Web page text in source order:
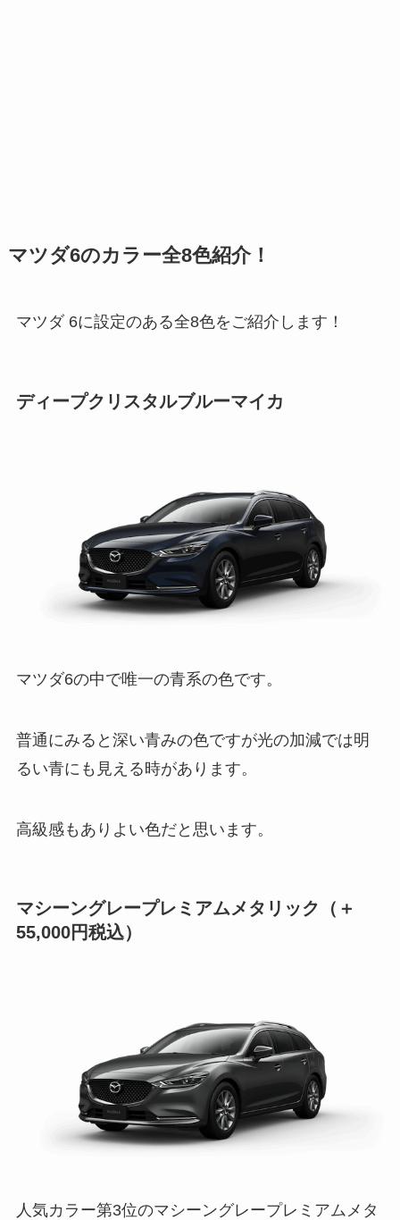
マツダ6のカラー全8色紹介！
マツダ 6に設定のある全8色をご紹介します！
ディープクリスタルブルーマイカ
マツダ6の中で唯一の青系の色です。
普通にみると深い青みの色ですが光の加減では明
るい青にも見える時があります。
高級感もありよい色だと思います。
マシーングレープレミアムメタリック（＋
55,000円税込）
人気カラー第3位のマシーングレープレミアムメタ